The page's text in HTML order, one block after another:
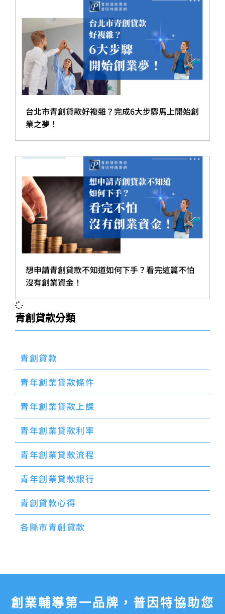
台北市青創貸款好複雜？完成6大步驟馬上開始創
業之夢！
想申請青創貸款不知道如何下手？看完這篇不怕
沒有創業資金！
青創貸款分類
青創貸款
青年創業貸款條件
青年創業貸款上課
青年創業貸款利率
青年創業貸款流程
青年創業貸款銀行
青創貸款心得
各縣市青創貸款
創業輔導第一品牌，普因特協助您